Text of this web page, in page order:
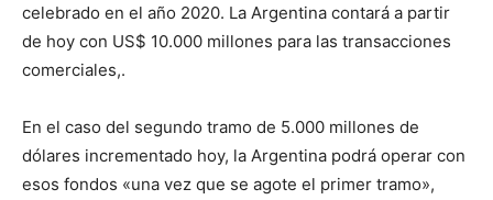
celebrado en el año 2020. La Argentina contará a partir
de hoy con US$ 10.000 millones para las transacciones
comerciales,.
En el caso del segundo tramo de 5.000 millones de
dólares incrementado hoy, la Argentina podrá operar con
esos fondos «una vez que se agote el primer tramo»,